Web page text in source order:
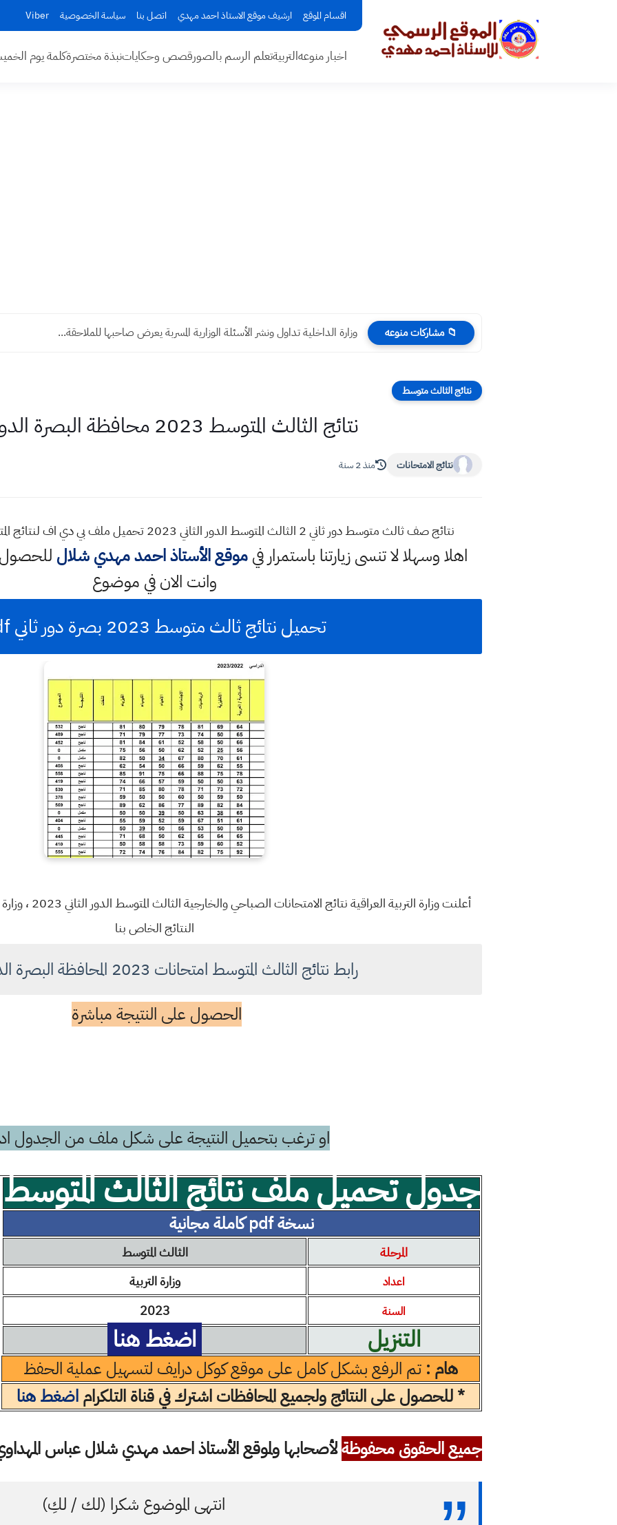
اقسام الموقع ارشيف موقع الاستاذ احمد مهدي اتصل بنا سياسة الخصوصية Viber
اخبار منوعهالتربيةتعلم الرسم بالصورقصص وحكاياتنبذة مختصرةكلمة يوم
📁 مشاركات منوعه وزارة الداخلية تداول ونشر الأسئلة الوزارية المسربة يعرض صاحبها للملاحقة...
نتائج الثالث متوسط
نتائج الثالث المتوسط 2023 محافظة البصرة الدور الثاني
نتائج الامتحانات منذ 2 سنة
نتائج صف ثالث متوسط دور ثاني 2 الثالث المتوسط الدور الثاني 2023 تحميل ملف بي دي اف لنتائج المتوسطة pdf الوزارية رابط مباشرة
اهلا وسهلالا تنسى زيارتنا باستمرار فيموقع الأستاذ احمد مهدي شلال
وانت الان في موضوع
تحميل نتائج ثالث متوسط 2023 بصرة دور ثاني pdf
أعلنت وزارة
النتائج الخاص بنا
رابط نتائج الثالث المتوسط امتحانات 2023 المحافظة البصرة الدور الثاني
الحصول على النتيجة مباشرة
او ترغب بتحميل النتيجة على شكل ملف من الجدول
جدول تحميل ملف نتائج الثالث المتوسط
نسخة pdf كاملة مجانية
المرحلة الثالث المتوسط
اعداد وزارة التربية
السنة 2023
التنزيل اضغط هنا
هام : تم الرفع بشكل كامل على موقع كوكل درايف لتسهيل عملية الحفظ
* للحصول على النتائج ولجميع المحافظات اشترك في قناة التلكراماضغط هنا
جميع الحقوق محفوظةلأصحابها ولموقع الأستاذ احمد مهدي شلال عباس
انتهى الموضوع شكرا (لك / لكِ)